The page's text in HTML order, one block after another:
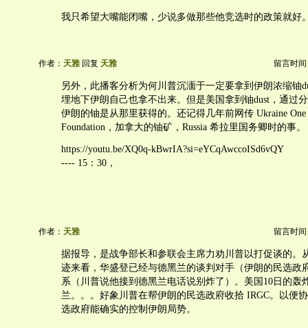
我只希望大嘴能闭嘴，少说多做那些他竞选时的政策就好
作者： 天雅 回复 天雅 留言时间
另外，此播客分析为何川普沉湎于一定要拿到伊朗浓缩铀
埋地下伊朗自己也拿不出来。但是美国拿到铀dust，通过
伊朗的铀是从那里获得的。还记得几年前网传 Ukraine One
Foundation，加拿大的铀矿，Russia 希拉里国务卿时的事。
https://youtu.be/XQ0q-kBwrIA?si=eYCqAwccoISd6vQY
---- 15：30，
作者： 天雅 留言时间
据报导，是战争部长和参联会主席力劝川普以打促谈的。
迹来看，华盛登已经与德黑兰的谈判对手（伊朗的民选政
系（川普说他接到德黑兰电话说别炸了）。美国10日的轰
兰。。。好象川普在帮伊朗的民选政府收拾 IRGC。以便
选政府能确实的控制伊朗局势。